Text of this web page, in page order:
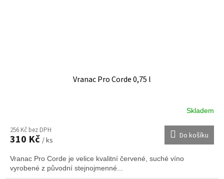
Vranac Pro Corde 0,75 l
Skladem
256 Kč bez DPH
310 Kč / ks Do košíku
Vranac Pro Corde je velice kvalitní červené, suché víno
vyrobené z původní stejnojmenné...